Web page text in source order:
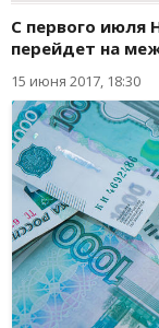
С первого июля
перейдет на
15 июня 2017, 18:30